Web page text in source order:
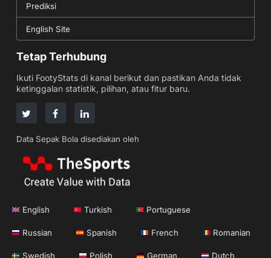
Prediksi
English Site
Tetap Terhubung
Ikuti FootyStats di kanal berikut dan pastikan Anda tidak
ketinggalan statistik, pilihan, atau fitur baru.
Data Sepak Bola disediakan oleh
English Turkish Portuguese
Russian Spanish French Romanian
Swedish Polish German Dutch